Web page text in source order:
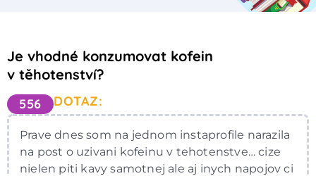
Je vhodné konzumovat kofein
v těhotenství?
556 DOTAZ:
Prave dnes som na jednom instaprofile narazila
na post o uzivani kofeinu v tehotenstve… cize
nielen piti kavy samotnej ale aj inych napojov ci